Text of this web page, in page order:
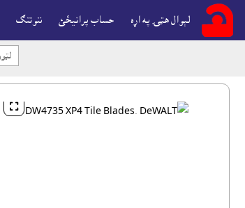
لېوال هټۍ په اړه حساب پرانيځئ ننوتنګ
